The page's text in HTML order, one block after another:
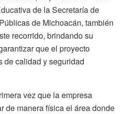
de la Secretaría de
de Michoacán, también
recorrido, brindando su
que el proyecto
de calidad y seguridad
vez que la empresa
de manera física el área donde